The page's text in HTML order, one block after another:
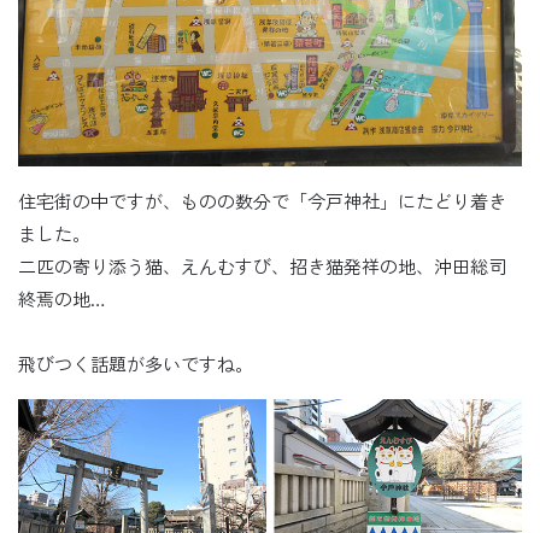
住宅街の中ですが、ものの数分で「今戸神社」にたどり着き
ました。
二匹の寄り添う猫、えんむすび、招き猫発祥の地、沖田総司
終焉の地…
飛びつく話題が多いですね。